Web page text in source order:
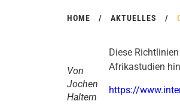
HOME / AKTUELLES /
Von
Jochen
Haltern
Diese
Afrikastudien
https://